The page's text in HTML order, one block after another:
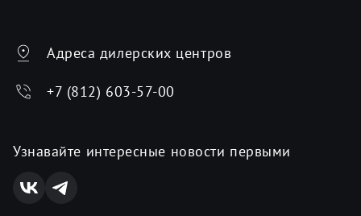
Адреса дилерских центров
+7 (812) 603-57-00
Узнавайте интересные новости первыми